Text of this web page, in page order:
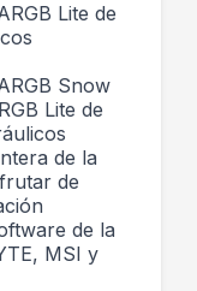
Lite de
Snow
Lite de
de la
de
de la
MSI y